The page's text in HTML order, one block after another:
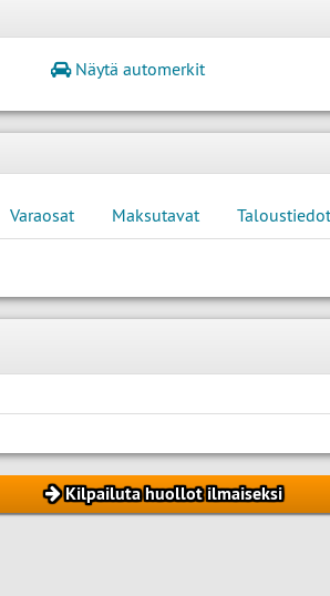
Näytä automerkit
Varaosat Maksutavat Taloustiedot
Kilpailuta huollot ilmaiseksi